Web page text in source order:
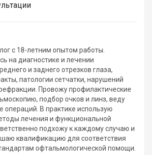
с 18-летним опытом работы.
на диагностике и лечении
и заднего отрезков глаза,
патологии сетчатки, нарушений
Провожу профилактические
подбор очков и линз, веду
операций. В практике использую
лечения и функциональной
подхожу к каждому случаю и
квалификацию для соответствия
офтальмологической помощи.